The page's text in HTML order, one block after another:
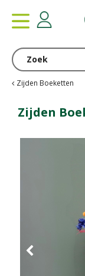
Zijden Boeketten
Zijden